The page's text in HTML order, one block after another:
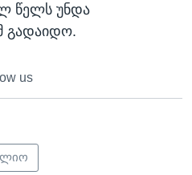
წელს უნდა
გადაიდო.
us